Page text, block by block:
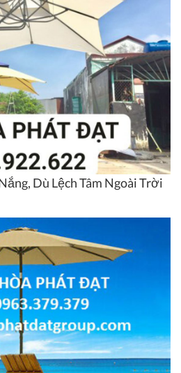
Dù Lệch Tâm Ngoài Trời